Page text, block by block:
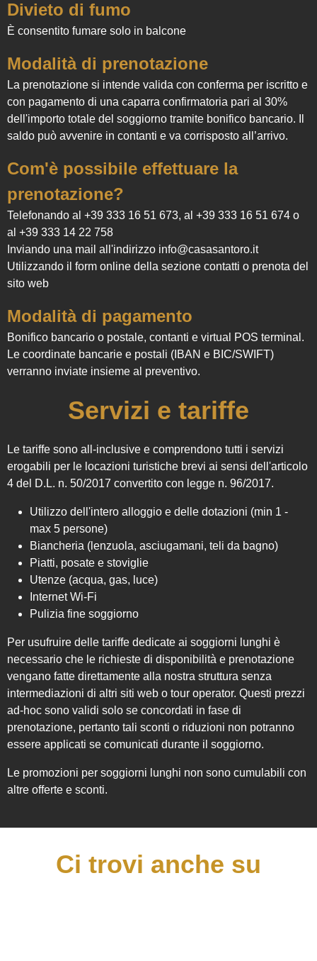
Divieto di fumo
È consentito fumare solo in balcone
Modalità di prenotazione
La prenotazione si intende valida con conferma per iscritto e
con pagamento di una caparra confirmatoria pari al 30%
dell'importo totale del soggiorno tramite bonifico bancario. Il
saldo può avvenire in contanti e va corrisposto all’arrivo.
Com'è possibile effettuare la
prenotazione?
Telefonando al +39 333 16 51 673, al +39 333 16 51 674 o
al +39 333 14 22 758
Inviando una mail all'indirizzo info@casasantoro.it
Utilizzando il form online della sezione contatti o prenota del
sito web
Modalità di pagamento
Bonifico bancario o postale, contanti e virtual POS terminal.
Le coordinate bancarie e postali (IBAN e BIC/SWIFT)
verranno inviate insieme al preventivo.
Servizi e tariffe
Le tariffe sono all-inclusive e comprendono tutti i servizi
erogabili per le locazioni turistiche brevi ai sensi dell'articolo
4 del D.L. n. 50/2017 convertito con legge n. 96/2017.
Utilizzo dell'intero alloggio e delle dotazioni (min 1 -
max 5 persone)
Biancheria (lenzuola, asciugamani, teli da bagno)
Piatti, posate e stoviglie
Utenze (acqua, gas, luce)
Internet Wi-Fi
Pulizia fine soggiorno
Per usufruire delle tariffe dedicate ai soggiorni lunghi è
necessario che le richieste di disponibilità e prenotazione
vengano fatte direttamente alla nostra struttura senza
intermediazioni di altri siti web o tour operator. Questi prezzi
ad-hoc sono validi solo se concordati in fase di
prenotazione, pertanto tali sconti o riduzioni non potranno
essere applicati se comunicati durante il soggiorno.
Le promozioni per soggiorni lunghi non sono cumulabili con
altre offerte e sconti.
Ci trovi anche su